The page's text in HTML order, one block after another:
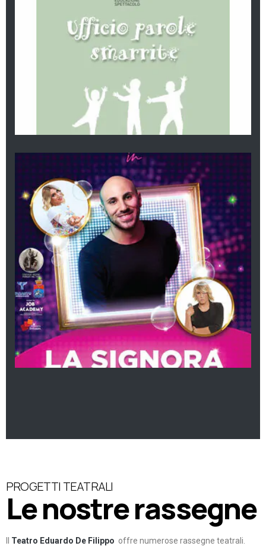
PROGETTI TEATRALI
Le nostre rassegne
Teatro Eduardo De Filippo offre numerose rassegne teatrali.